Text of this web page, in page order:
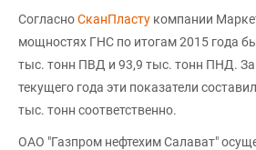
СогласноСканПласту компании
мощностях ГНС по итогам 2015 года
тыс. тонн ПВД и 93,9 тыс. тонн ПНД.
текущего года эти показатели
тыс. тонн соответственно.
ОАО "Газпром нефтехим Салават"